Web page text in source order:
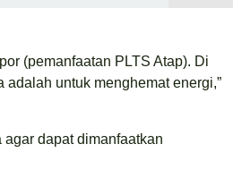
(pemanfaatan PLTS Atap). Di
untuk menghemat energi,”
dapat dimanfaatkan